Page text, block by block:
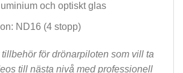
och optiskt glas
ND16 (4 stopp)
för drönarpiloten som vill ta
till nästa nivå med professionell